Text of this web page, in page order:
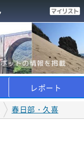
ットの情報を掲載
レポート
春日部・久喜